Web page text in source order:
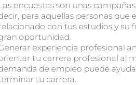
encuestas son unas
para aquellas personas
con tus estudios y su
oportunidad.
experiencia profesional
tu carrera profesional al
de empleo puede
tu carrera.